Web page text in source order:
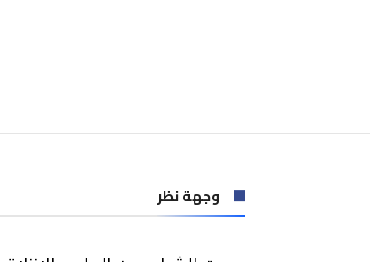
وجهة نظر